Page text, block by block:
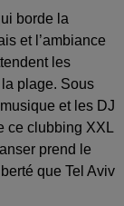
borde la
et l’ambiance
les
plage. Sous
et les DJ
ce clubbing XXL
prend le
que Tel Aviv